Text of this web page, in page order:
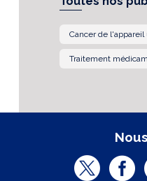
Cancer de l'appareil
Traitement
T